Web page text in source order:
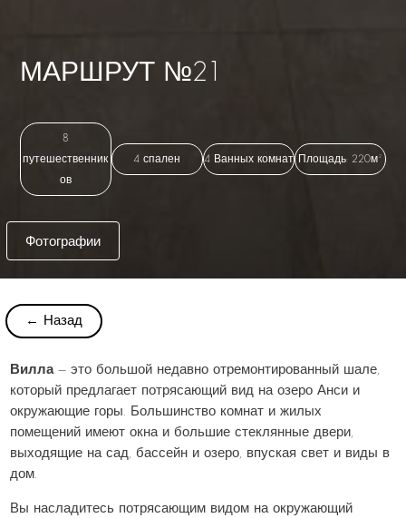
МАРШРУТ №21
8
путешественник
ов
4 спален 4 Ванных комнат Площадь: 220м²
Фотографии
← Назад
Вилла— это большой недавно отремонтированный шале,
который предлагает потрясающий вид наозеро Анси и
окружающие горы. Большинство комнат и жилых
помещений имеют окна и большие стеклянные двери,
выходящие на сад, бассейн и озеро, впуская свет и виды в
дом.
Вы насладитесь потрясающим видом на окружающий